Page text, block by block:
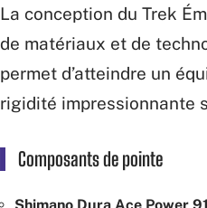
La conception du Trek
de matériaux et de
permet d’atteindre un
rigidité impressionnante
Composants de pointe
Shimano Dura Ace Power